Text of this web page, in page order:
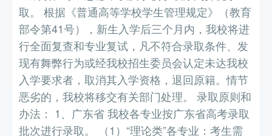
取。 根据《普通高等学校学生管理规定》（教育
部令第41号），新生入学后三个月内，我校将进
行全面复查和专业复试，凡不符合录取条件、发
现有舞弊行为或经我校招生委员会认定未达我校
入学要求者，取消其入学资格，退回原籍。情节
恶劣的，我校将移交有关部门处理。 录取原则和
办法： 1、广东省 我校各专业按广东省高考录取
批次进行录取。 （1）“理论类”各专业：考生需